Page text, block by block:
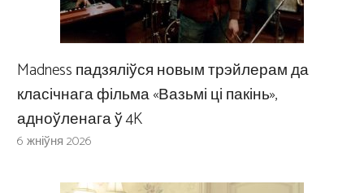
Madness падзяліўся новым трэйлерам да
класічнага фільма «Вазьмі ці пакінь»,
адноўленага ў 4K
6 жніўня 2026